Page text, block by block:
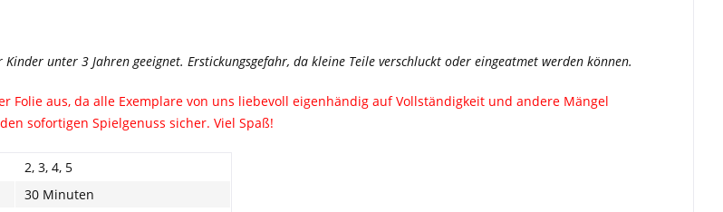
unter 3 Jahren geeignet. Erstickungsgefahr, da kleine Teile verschluckt oder eingeatmet werden können.
Folie aus, da alle Exemplare von uns liebevoll eigenhändig auf Vollständigkeit und andere Mängel
sofortigen Spielgenuss sicher. Viel Spaß!
2, 3, 4, 5
30 Minuten